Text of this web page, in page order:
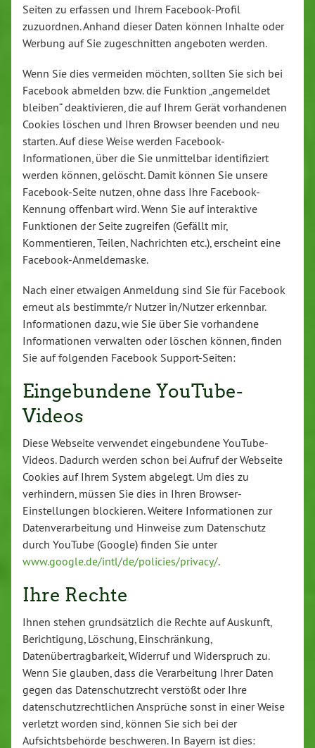
Seiten zu erfassen und Ihrem Facebook-Profil
zuzuordnen. Anhand dieser Daten können Inhalte oder
Werbung auf Sie zugeschnitten angeboten werden.
Wenn Sie dies vermeiden möchten, sollten Sie sich bei
Facebook abmelden bzw. die Funktion „angemeldet
bleiben“ deaktivieren, die auf Ihrem Gerät vorhandenen
Cookies löschen und Ihren Browser beenden und neu
starten. Auf diese Weise werden Facebook-
Informationen, über die Sie unmittelbar identifiziert
werden können, gelöscht. Damit können Sie unsere
Facebook-Seite nutzen, ohne dass Ihre Facebook-
Kennung offenbart wird. Wenn Sie auf interaktive
Funktionen der Seite zugreifen (Gefällt mir,
Kommentieren, Teilen, Nachrichten etc.), erscheint eine
Facebook-Anmeldemaske.
Nach einer etwaigen Anmeldung sind Sie für Facebook
erneut als bestimmte/r Nutzer in/Nutzer erkennbar.
Informationen dazu, wie Sie über Sie vorhandene
Informationen verwalten oder löschen können, finden
Sie auf folgenden Facebook Support-Seiten:
Eingebundene YouTube-
Videos
Diese Webseite verwendet eingebundene YouTube-
Videos. Dadurch werden schon bei Aufruf der Webseite
Cookies auf Ihrem System abgelegt. Um dies zu
verhindern, müssen Sie dies in Ihren Browser-
Einstellungen blockieren. Weitere Informationen zur
Datenverarbeitung und Hinweise zum Datenschutz
durch YouTube (Google) finden Sie unter
www.google.de/intl/de/policies/privacy/.
Ihre Rechte
Ihnen stehen grundsätzlich die Rechte auf Auskunft,
Berichtigung, Löschung, Einschränkung,
Datenübertragbarkeit, Widerruf und Widerspruch zu.
Wenn Sie glauben, dass die Verarbeitung Ihrer Daten
gegen das Datenschutzrecht verstößt oder Ihre
datenschutzrechtlichen Ansprüche sonst in einer Weise
verletzt worden sind, können Sie sich bei der
Aufsichtsbehörde beschweren. In Bayern ist dies: